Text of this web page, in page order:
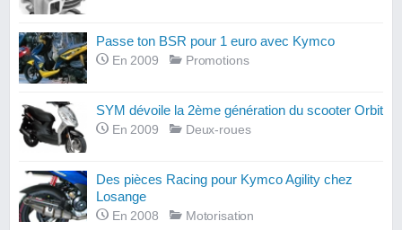
Passe ton BSR pour 1 euro avec Kymco
En 2009 Promotions
SYM dévoile la 2ème génération du scooter Orbit
En 2009 Deux-roues
Des pièces Racing pour Kymco Agility chez
Losange
En 2008 Motorisation